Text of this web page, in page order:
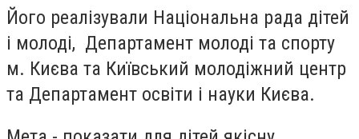
Його реалізували Національна рада дітей
і молоді, Департамент молоді та спорту
м. Києва та Київський молодіжний центр
та Департамент освіти і науки Києва.